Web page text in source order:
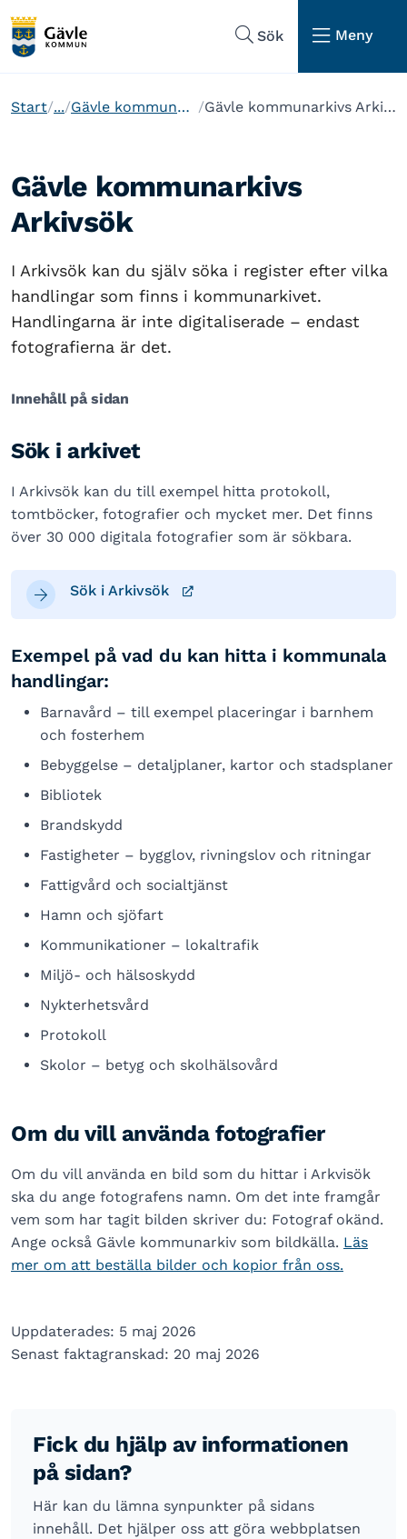
Sök
Meny
Start ... Gävle kommunarkiv Gävle kommunarkivs Arkivsök
Gävle kommunarkivs
Arkivsök
I Arkivsök kan du själv söka i register efter vilka
handlingar som finns i kommunarkivet.
Handlingarna är inte digitaliserade – endast
fotografierna är det.
Innehåll på sidan
Sök i arkivet
I Arkivsök kan du till exempel hitta protokoll,
tomtböcker, fotografier och mycket mer. Det finns
över 30 000 digitala fotografier som är sökbara.
Sök i Arkivsök
Exempel på vad du kan hitta i kommunala
handlingar:
Barnavård – till exempel placeringar i barnhem
och fosterhem
Bebyggelse – detaljplaner, kartor och stadsplaner
Bibliotek
Brandskydd
Fastigheter – bygglov, rivningslov och ritningar
Fattigvård och socialtjänst
Hamn och sjöfart
Kommunikationer – lokaltrafik
Miljö- och hälsoskydd
Nykterhetsvård
Protokoll
Skolor – betyg och skolhälsovård
Om du vill använda fotografier
Om du vill använda en bild som du hittar i Arkvisök
ska du ange fotografens namn. Om det inte framgår
vem som har tagit bilden skriver du: Fotograf okänd.
Ange också Gävle kommunarkiv som bildkälla. Läs
mer om att beställa bilder och kopior från oss.
Uppdaterades: 5 maj 2026
Senast faktagranskad: 20 maj 2026
Fick du hjälp av informationen
på sidan?
Här kan du lämna synpunkter på sidans
innehåll. Det hjälper oss att göra webbplatsen